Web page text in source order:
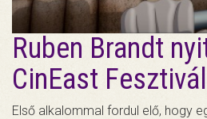
Ruben Brandt
CinEast
Első alkalommal fordul elő, hogy